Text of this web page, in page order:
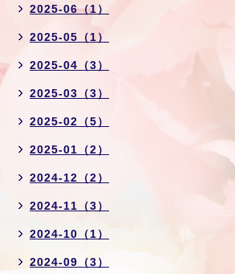
2025-06（1）
2025-05（1）
2025-04（3）
2025-03（3）
2025-02（5）
2025-01（2）
2024-12（2）
2024-11（3）
2024-10（1）
2024-09（3）